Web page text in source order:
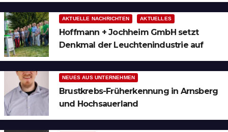
AKTUELLE NACHRICHTEN AKTUELLES
Hoffmann + Jochheim GmbH setzt
Denkmal der Leuchtenindustrie auf
NEUES AUS UNTERNEHMEN
Brustkrebs-Früherkennung in Arnsberg
und Hochsauerland